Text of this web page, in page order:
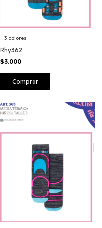
3 colores
Rhy362
$3.000
Comprar